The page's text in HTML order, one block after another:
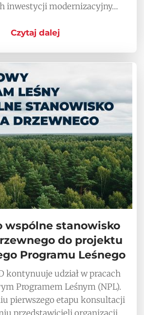
inwestycji modernizacyjny…
Czytaj dalej
wspólne stanowisko
do projektu
Programu Leśnego
kontynuuje udział w pracach
Programem Leśnym (NPL).
pierwszego etapu konsultacji